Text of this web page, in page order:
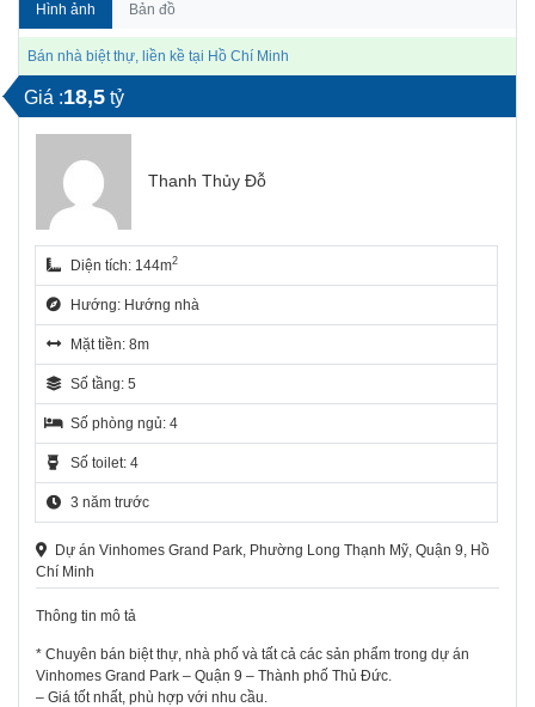
Hình ảnh Bản đồ
Bán nhà biệt thự, liền kề tại Hồ Chí Minh
Giá :18,5 tỷ
Thanh Thủy Đỗ
Diện tích: 144m2
Hướng: Hướng nhà
Mặt tiền: 8m
Số tầng: 5
Số phòng ngủ: 4
Số toilet: 4
3 năm trước
Dự án Vinhomes Grand Park, Phường Long Thạnh Mỹ, Quận 9, Hồ
Chí Minh
Thông tin mô tả
* Chuyên bán biệt thự, nhà phố và tất cả các sản phẩm trong dự án
Vinhomes Grand Park – Quận 9 – Thành phố Thủ Đức.
– Giá tốt nhất, phù hợp với nhu cầu.